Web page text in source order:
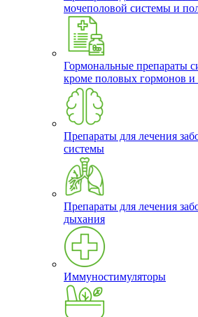
мочеполовой системы и
Гормональные препараты
кроме половых гормонов и
Препараты для лечения
системы
Препараты для лечения
дыхания
Иммуностимуляторы